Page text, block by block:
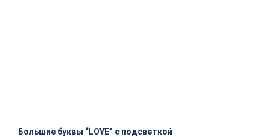
Большие буквы “LOVE” с подсветкой